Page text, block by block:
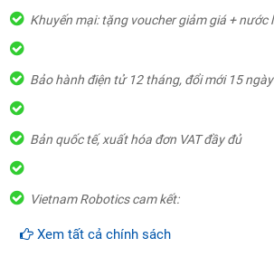
Vietnam Robotics cam kết:
Bản quốc tế, xuất hóa đơn VAT đầy đủ
Bảo hành điện tử 12 tháng, đổi mới 15
Khuyến mại: tặng voucher giảm giá + nước
Xem tất cả chính sách